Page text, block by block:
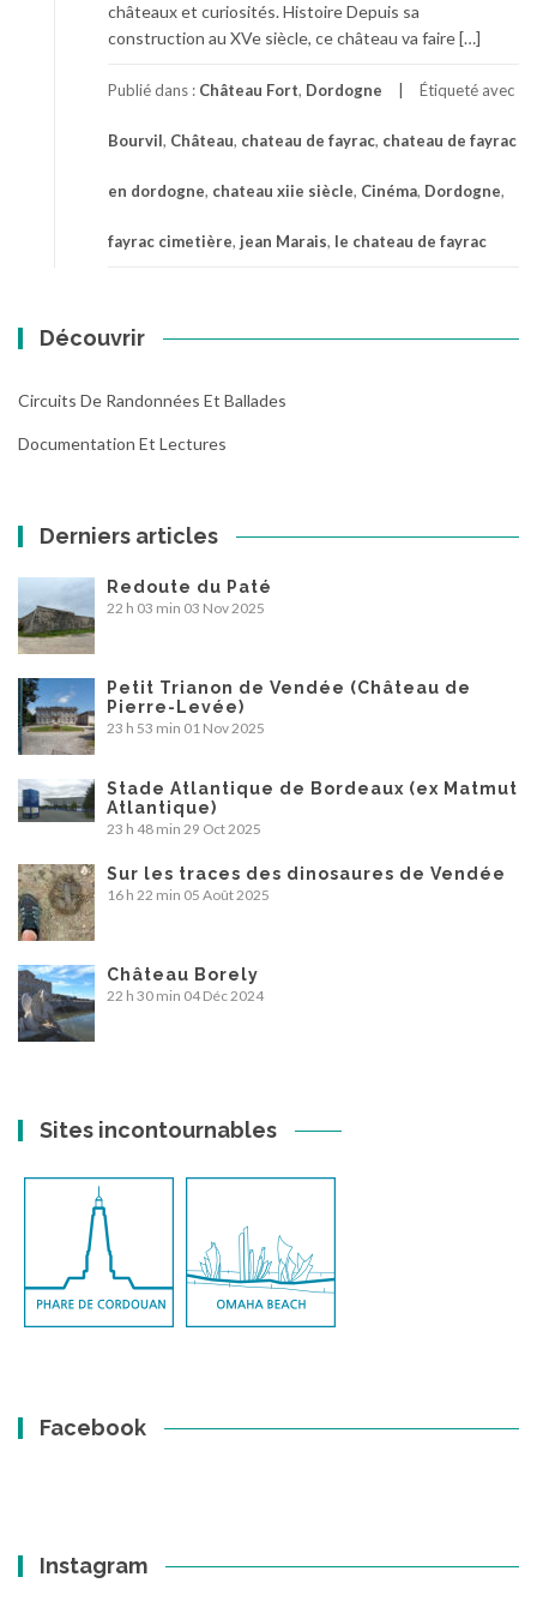
châteaux et curiosités. Histoire Depuis sa
construction au XVe siècle, ce château va faire […]
Publié dans : Château Fort, Dordogne Étiqueté avec
Bourvil, Château, chateau de fayrac, chateau de fayrac
en dordogne, chateau xiie siècle, Cinéma, Dordogne,
fayrac cimetière, jean Marais, le chateau de fayrac
Découvrir
Circuits De Randonnées Et Ballades
Documentation Et Lectures
Derniers articles
Redoute du Paté
22 h 03 min 03 Nov 2025
Petit Trianon de Vendée (Château de
Pierre-Levée)
23 h 53 min 01 Nov 2025
Stade Atlantique de Bordeaux (ex Matmut
Atlantique)
23 h 48 min 29 Oct 2025
Sur les traces des dinosaures de Vendée
16 h 22 min 05 Août 2025
Château Borely
22 h 30 min 04 Déc 2024
Sites incontournables
Facebook
Instagram